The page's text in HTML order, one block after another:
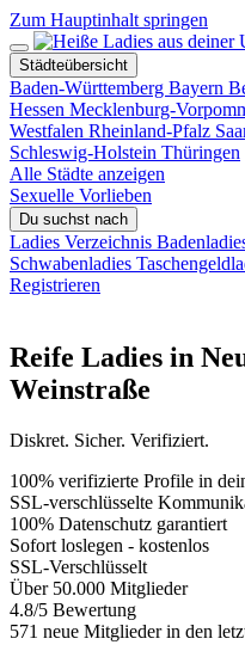
Zum Hauptinhalt springen
Städteübersicht
Baden-Württemberg Bayern
Hessen Mecklenburg-
Westfalen Rheinland-Pfalz
Schleswig-Holstein Thüringen
Alle Städte anzeigen
Sexuelle Vorlieben
Du suchst nach
Ladies Verzeichnis
Schwabenladies
Registrieren
Reife Ladies in
Weinstraße
Diskret. Sicher. Verifiziert.
100% verifizierte Profile in
SSL-verschlüsselte
100% Datenschutz garantiert
Sofort loslegen - kostenlos
SSL-Verschlüsselt
Über 50.000 Mitglieder
4.8/5 Bewertung
571 neue Mitglieder in den